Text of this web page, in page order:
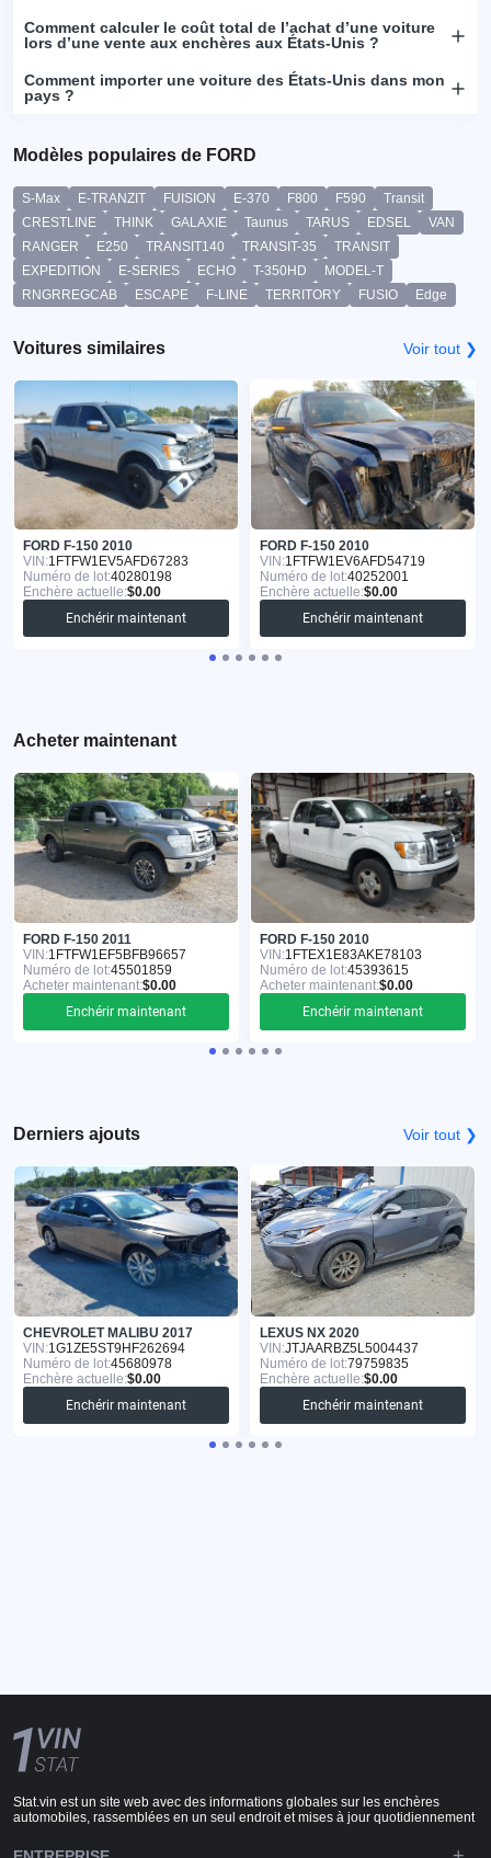
Comment calculer le coût total de l’achat d’une voiture
lors d’une vente aux enchères aux États-Unis ?
Comment importer une voiture des États-Unis dans mon
pays ?
Modèles populaires de FORD
S-Max E-TRANZIT FUISION E-370 F800 F590
Transit
CRESTLINE
THINK GALAXIE Taunus TARUS EDSEL
VAN
RANGER
E250 TRANSIT140 TRANSIT-35
TRANSIT
EXPEDITION
E-SERIES ECHO T-350HD
MODEL-T
RNGRREGCAB
ESCAPE F-LINE TERRITORY FUSIO Edge
Voitures similaires Voir tout ❯
FORD F-150 2010
VIN:1FTFW1EV5AFD67283
Numéro de lot:40280198
Enchère actuelle:$0.00
Enchérir maintenant
FORD F-150 2010
VIN:1FTFW1EV6AFD54719
Numéro de lot:40252001
Enchère actuelle:$0.00
Enchérir maintenant
Acheter maintenant
FORD F-150 2011
VIN:1FTFW1EF5BFB96657
Numéro de lot:45501859
Acheter maintenant:$0.00
Enchérir maintenant
FORD F-150 2010
VIN:1FTEX1E83AKE78103
Numéro de lot:45393615
Acheter maintenant:$0.00
Enchérir maintenant
Derniers ajouts Voir tout ❯
CHEVROLET MALIBU 2017
VIN:1G1ZE5ST9HF262694
Numéro de lot:45680978
Enchère actuelle:$0.00
Enchérir maintenant
LEXUS NX 2020
VIN:JTJAARBZ5L5004437
Numéro de lot:79759835
Enchère actuelle:$0.00
Enchérir maintenant
Stat.vin est un site web avec des informations globales sur les enchères
automobiles, rassemblées en un seul endroit et mises à jour quotidiennement